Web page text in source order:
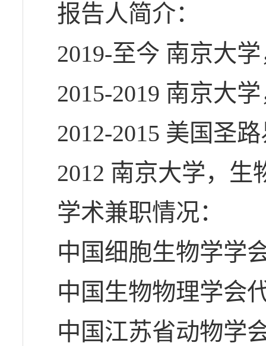
报告人简介：
2019-至今 南京大
2015-2019 南京大
2012-2015 美国圣
2012 南京大学，生
学术兼职情况：
中国细胞生物学学
中国生物物理学会
中国江苏省动物学